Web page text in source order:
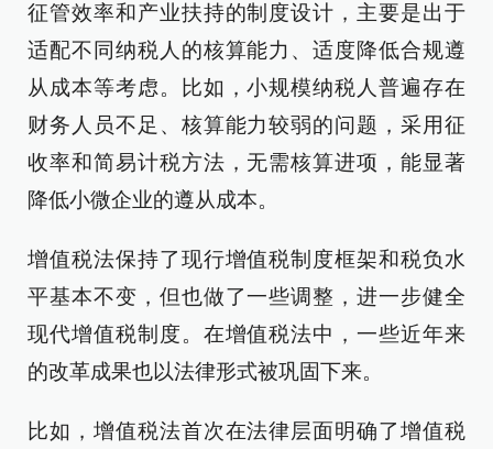
征管效率和产业扶持的制度设计，主要是出于
适配不同纳税人的核算能力、适度降低合规遵
从成本等考虑。比如，小规模纳税人普遍存在
财务人员不足、核算能力较弱的问题，采用征
收率和简易计税方法，无需核算进项，能显著
降低小微企业的遵从成本。
增值税法保持了现行增值税制度框架和税负水
平基本不变，但也做了一些调整，进一步健全
现代增值税制度。在增值税法中，一些近年来
的改革成果也以法律形式被巩固下来。
比如，增值税法首次在法律层面明确了增值税